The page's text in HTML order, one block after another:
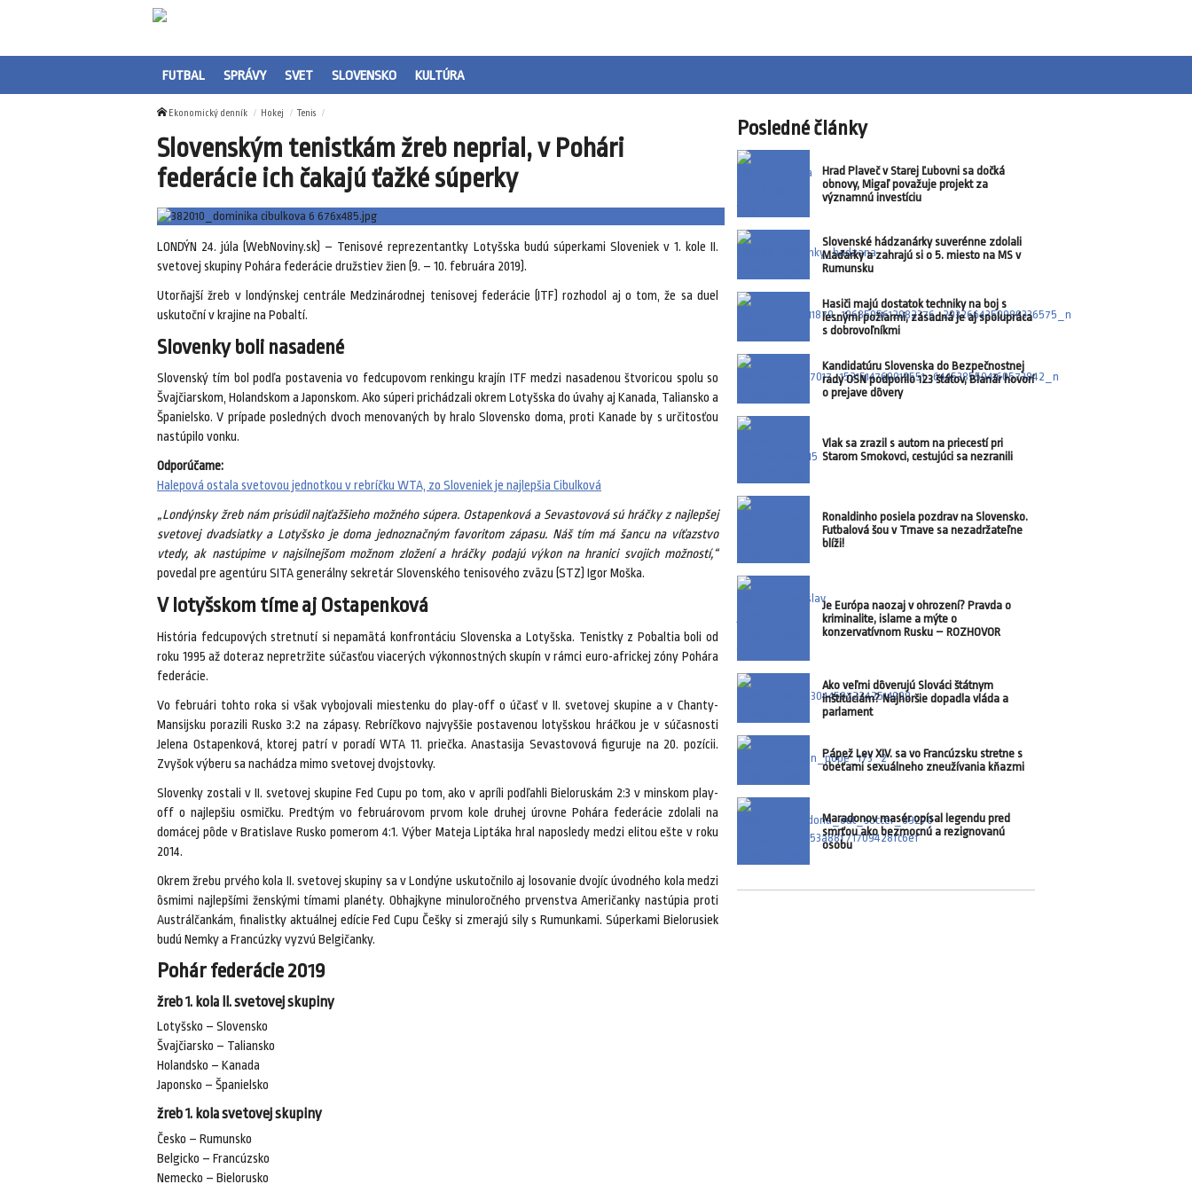
FUTBAL SPRÁVY SVET SLOVENSKO KULTÚRA
Ekonomický denník Hokej Tenis
Slovenským tenistkám žreb neprial, v Pohári
federácie ich čakajú ťažké súperky
LONDÝN 24. júla (WebNoviny.sk) – Tenisové reprezentantky Lotyšska budú súperkami Sloveniek v 1. kole II.
svetovej skupiny Pohára federácie družstiev žien (9. – 10. februára 2019).
Utorňajší žreb v londýnskej centrále Medzinárodnej tenisovej federácie (ITF) rozhodol aj o tom, že sa duel
uskutoční v krajine na Pobaltí.
Slovenky boli nasadené
Slovenský tím bol podľa postavenia vo fedcupovom renkingu krajín ITF medzi nasadenou štvoricou spolu so
Švajčiarskom, Holandskom a Japonskom. Ako súperi prichádzali okrem Lotyšska do úvahy aj Kanada, Taliansko a
Španielsko. V prípade posledných dvoch menovaných by hralo Slovensko doma, proti Kanade by s určitosťou
nastúpilo vonku.
Odporúčame:
Halepová ostala svetovou jednotkou v rebríčku WTA, zo Sloveniek je najlepšia Cibulková
„Londýnsky žreb nám prisúdil najťažšieho možného súpera. Ostapenková a Sevastovová sú hráčky z najlepšej
svetovej dvadsiatky a Lotyšsko je doma jednoznačným favoritom zápasu. Náš tím má šancu na víťazstvo
vtedy, ak nastúpime v najsilnejšom možnom zložení a hráčky podajú výkon na hranici svojich možností,“
povedal pre agentúru SITA generálny sekretár Slovenského tenisového zväzu (STZ) Igor Moška.
V lotyšskom tíme aj Ostapenková
História fedcupových stretnutí si nepamätá konfrontáciu Slovenska a Lotyšska. Tenistky z Pobaltia boli od
roku 1995 až doteraz nepretržite súčasťou viacerých výkonnostných skupín v rámci euro-africkej zóny Pohára
federácie.
Vo februári tohto roka si však vybojovali miestenku do play-off o účasť v II. svetovej skupine a v Chanty-
Mansijsku porazili Rusko 3:2 na zápasy. Rebríčkovo najvyššie postavenou lotyšskou hráčkou je v súčasnosti
Jelena Ostapenková, ktorej patrí v poradí WTA 11. priečka. Anastasija Sevastovová figuruje na 20. pozícii.
Zvyšok výberu sa nachádza mimo svetovej dvojstovky.
Slovenky zostali v II. svetovej skupine Fed Cupu po tom, ako v apríli podľahli Bieloruskám 2:3 v minskom play-
off o najlepšiu osmičku. Predtým vo februárovom prvom kole druhej úrovne Pohára federácie zdolali na
domácej pôde v Bratislave Rusko pomerom 4:1. Výber Mateja Liptáka hral naposledy medzi elitou ešte v roku
2014.
Okrem žrebu prvého kola II. svetovej skupiny sa v Londýne uskutočnilo aj losovanie dvojíc úvodného kola medzi
ôsmimi najlepšími ženskými tímami planéty. Obhajkyne minuloročného prvenstva Američanky nastúpia proti
Austrálčankám, finalistky aktuálnej edície Fed Cupu Češky si zmerajú sily s Rumunkami. Súperkami Bielorusiek
budú Nemky a Francúzky vyzvú Belgičanky.
Pohár federácie 2019
žreb 1. kola II. svetovej skupiny
Lotyšsko – Slovensko
Švajčiarsko – Taliansko
Holandsko – Kanada
Japonsko – Španielsko
žreb 1. kola svetovej skupiny
Česko – Rumunsko
Belgicko – Francúzsko
Nemecko – Bielorusko
Posledné články
Hrad Plaveč v Starej Ľubovni sa dočká
obnovy, Migaľ považuje projekt za
významnú investíciu
Slovenské hádzanárky suverénne zdolali
Maďarky a zahrajú si o 5. miesto na MS v
Rumunsku
Hasiči majú dostatok techniky na boj s
lesnými požiarmi, zásadná je aj spolupráca
s dobrovoľníkmi
Kandidatúru Slovenska do Bezpečnostnej
rady OSN podporilo 123 štátov, Blanár hovorí
o prejave dôvery
Vlak sa zrazil s autom na priecestí pri
Starom Smokovci, cestujúci sa nezranili
Ronaldinho posiela pozdrav na Slovensko.
Futbalová šou v Trnave sa nezadržateľne
blíži!
Je Európa naozaj v ohrození? Pravda o
kriminalite, islame a mýte o
konzervatívnom Rusku – ROZHOVOR
Ako veľmi dôverujú Slováci štátnym
inštitúciám? Najhoršie dopadla vláda a
parlament
Pápež Lev XIV. sa vo Francúzsku stretne s
obeťami sexuálneho zneužívania kňazmi
Maradonov masér opísal legendu pred
smrťou ako bezmocnú a rezignovanú
osobu